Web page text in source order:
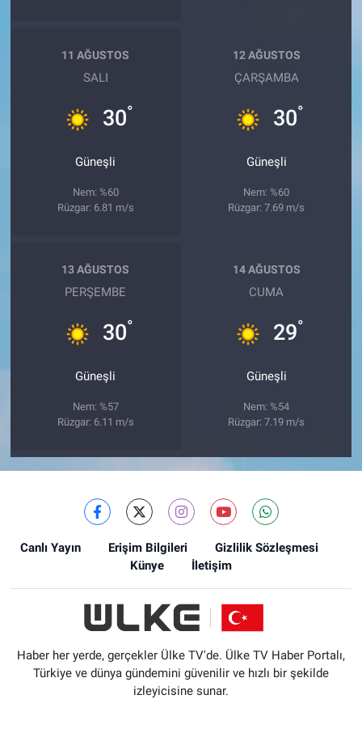
11 AĞUSTOS
SALI
30°
Güneşli
Nem: %60
Rüzgar: 6.81 m/s
12 AĞUSTOS
ÇARŞAMBA
30°
Güneşli
Nem: %60
Rüzgar: 7.69 m/s
13 AĞUSTOS
PERŞEMBE
30°
Güneşli
Nem: %57
Rüzgar: 6.11 m/s
14 AĞUSTOS
CUMA
29°
Güneşli
Nem: %54
Rüzgar: 7.19 m/s
Canlı Yayın Erişim Bilgileri
Gizlilik Sözleşmesi
Künye
İletişim
Haber her yerde, gerçekler Ülke TV'de. Ülke TV Haber Portalı,
Türkiye ve dünya gündemini güvenilir ve hızlı bir şekilde
izleyicisine sunar.